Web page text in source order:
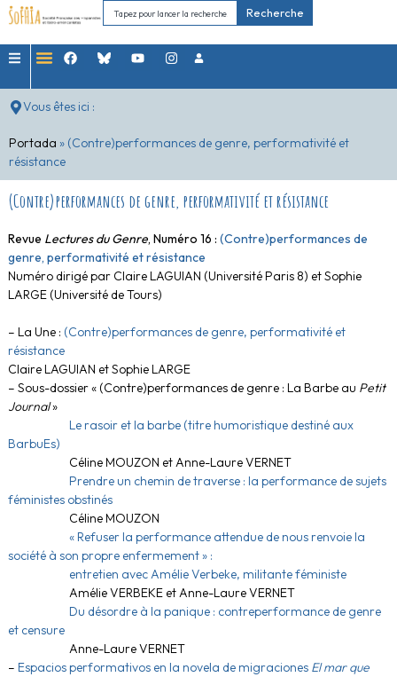
Recherche
Vous êtes ici :
Portada » (Contre)performances de genre, performativité et
résistance
(Contre)performances de genre, performativité et résistance
Revue Lectures du Genre, Numéro 16 : (Contre)performances de
genre, performativité et résistance
Numéro dirigé par Claire LAGUIAN (Université Paris 8) et Sophie
LARGE (Université de Tours)
– La Une : (Contre)performances de genre, performativité et
résistance
Claire LAGUIAN et Sophie LARGE
– Sous-dossier « (Contre)performances de genre : La Barbe au Petit
Journal»
Le rasoir et la barbe (titre humoristique destiné aux
BarbuEs)
Céline MOUZON et Anne-Laure VERNET
Prendre un chemin de traverse : la performance de sujets
féministes obstinés
Céline MOUZON
« Refuser la performance attendue de nous renvoie la
société à son propre enfermement » :
entretien avec Amélie Verbeke, militante féministe
Amélie VERBEKE et Anne-Laure VERNET
Du désordre à la panique : contreperformance de genre
et censure
Anne-Laure VERNET
– Espacios performativos en la novela de migraciones El mar que